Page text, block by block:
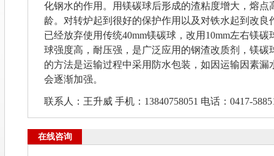
化钢水的作用。用镁碳球后形成的渣粘度增大，熔
龄。对转炉起到很好的保护作用以及对铁水起到改
已经放弃使用传统40mm镁碳球，改用 10mm左右镁碳
球强度高，耐压强，是广泛应用的钢渣改质剂，镁
的方法是运输过程中采用防水包装，如因运输因素
会逐渐加强。
联系人：王升威 手机：13840758051 电话：0417-
在线咨询